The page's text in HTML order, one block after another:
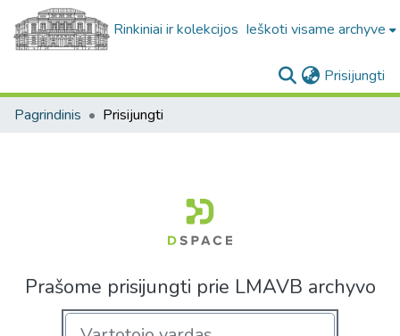
Rinkiniai ir kolekcijos Ieškoti visame archyve
Prisijungti
Pagrindinis Prisijungti
Prašome prisijungti prie LMAVB archyvo